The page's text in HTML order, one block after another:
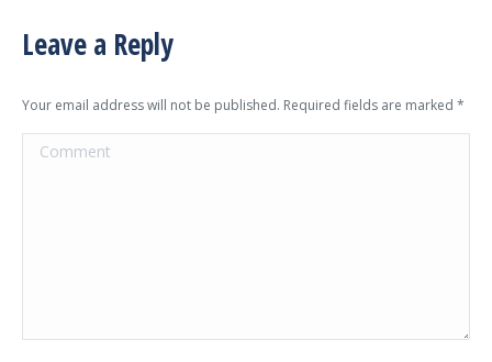
Leave a Reply
Your email address will not be published. Required fields are marked *
Comment